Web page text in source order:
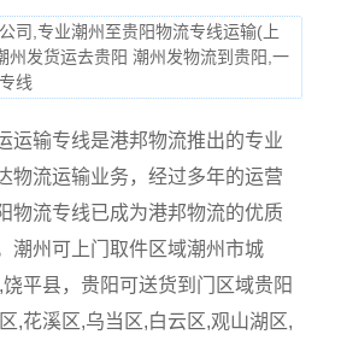
司,专业潮州至贵阳物流专线运输(上
州发货运去贵阳 潮州发物流到贵阳,一
线
运输专线是港邦物流推出的专业
物流运输业务，经过多年的运营
物流专线已成为港邦物流的优质
潮州可上门取件区域潮州市城
平县，贵阳可送货到门区域贵阳
,花溪区,乌当区,白云区,观山湖区,